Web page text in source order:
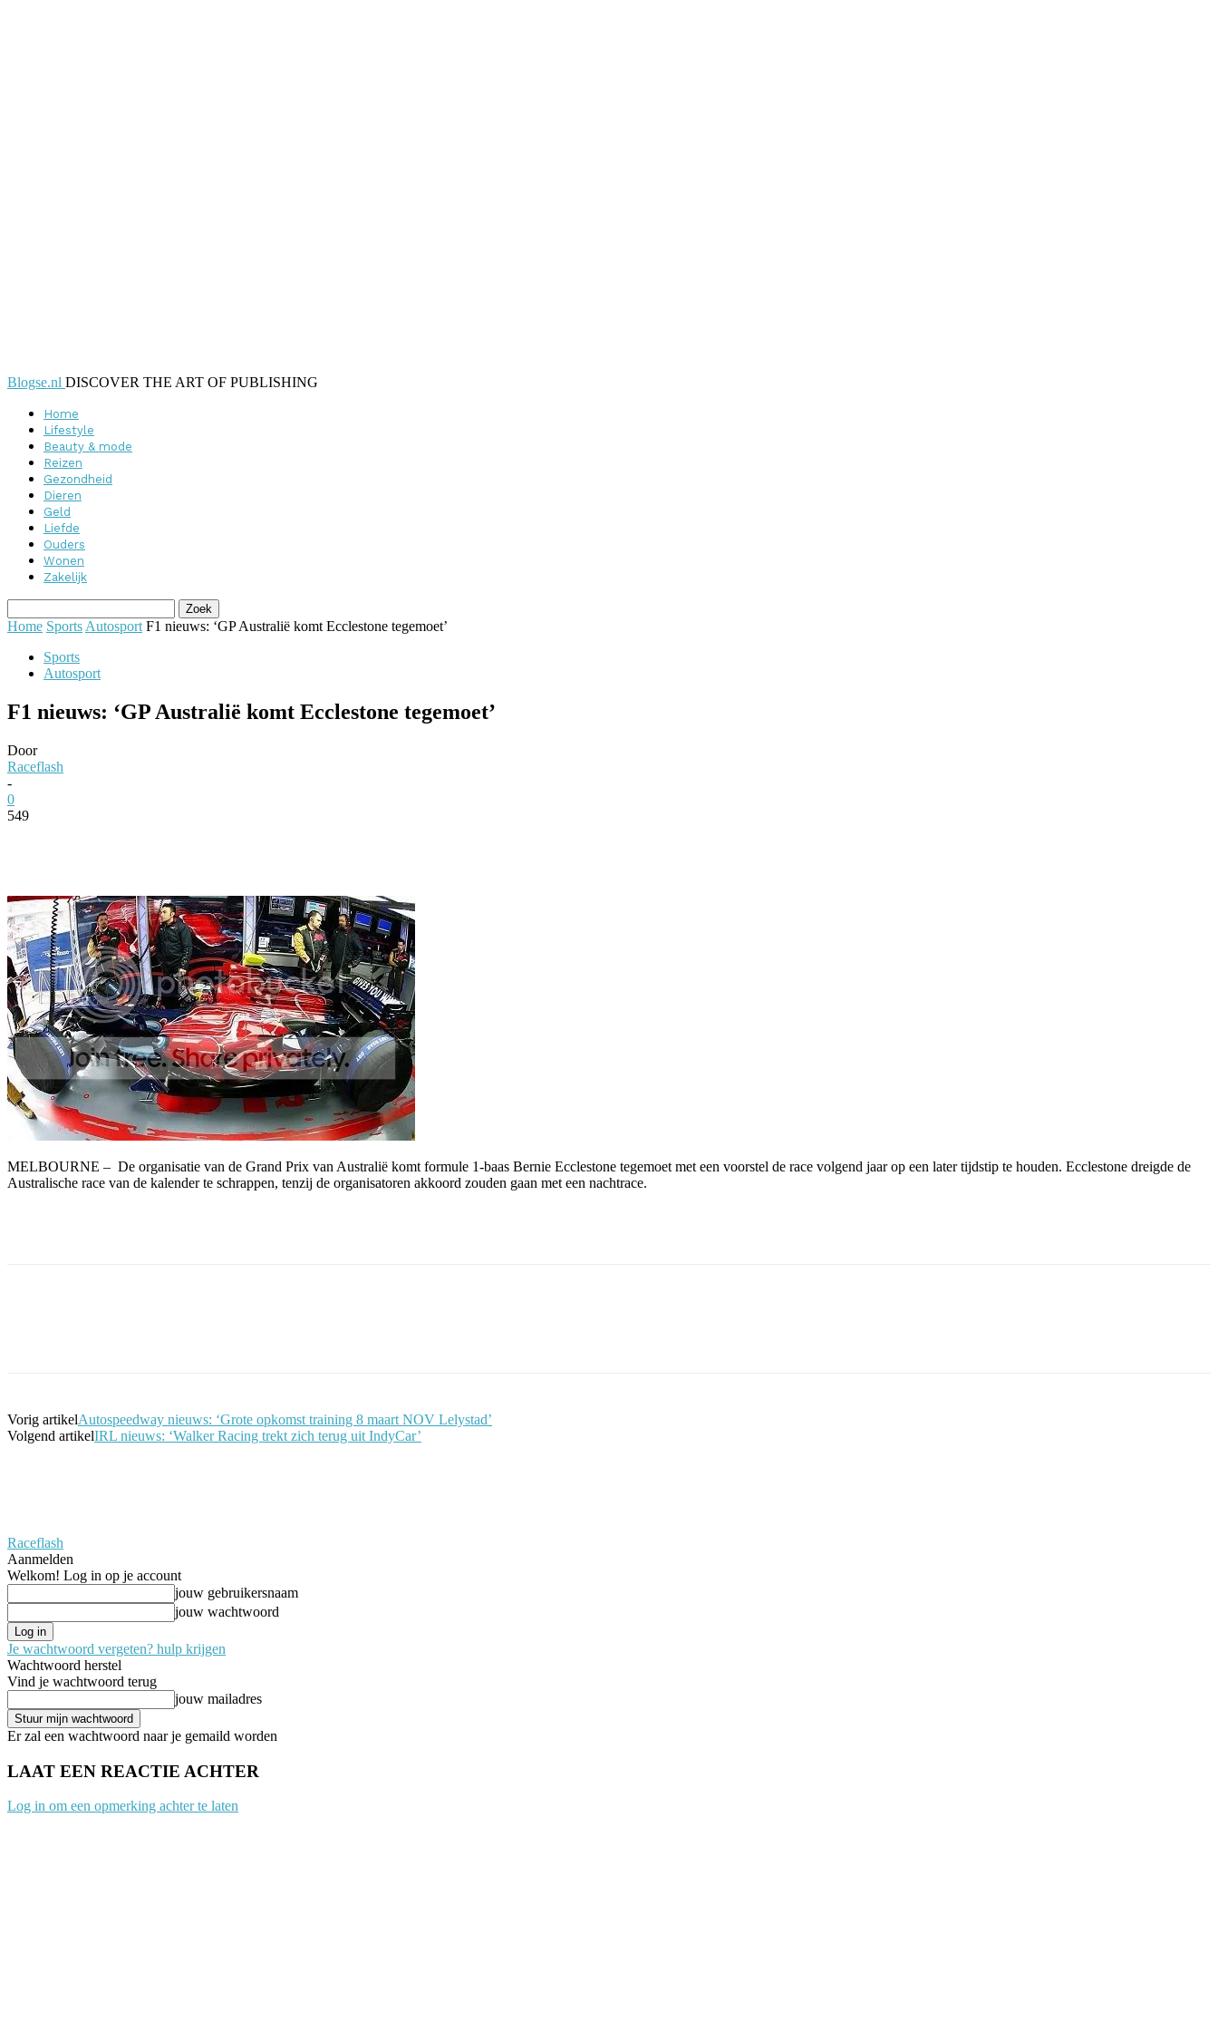
Blogse.nl DISCOVER THE ART OF PUBLISHING
Home
Lifestyle
Beauty & mode
Reizen
Gezondheid
Dieren
Geld
Liefde
Ouders
Wonen
Zakelijk
Home Sports Autosport F1 nieuws: ‘GP Australië komt Ecclestone tegemoet’
Sports
Autosport
F1 nieuws: ‘GP Australië komt Ecclestone tegemoet’
Door
Raceflash
-
0
549
MELBOURNE – De organisatie van de Grand Prix van Australië komt formule 1-baas Bernie Ecclestone tegemoet met een voorstel de race volgend jaar op een later tijdstip te houden. Ecclestone dreigde de
Australische race van de kalender te schrappen, tenzij de organisatoren akkoord zouden gaan met een nachtrace.
Vorig artikelAutospeedway nieuws: ‘Grote opkomst training 8 maart NOV Lelystad’
Volgend artikelIRL nieuws: ‘Walker Racing trekt zich terug uit IndyCar’
Raceflash
Aanmelden
Welkom! Log in op je account
jouw gebruikersnaam
jouw wachtwoord
Je wachtwoord vergeten? hulp krijgen
Wachtwoord herstel
Vind je wachtwoord terug
jouw mailadres
Er zal een wachtwoord naar je gemaild worden
LAAT EEN REACTIE ACHTER
Log in om een opmerking achter te laten